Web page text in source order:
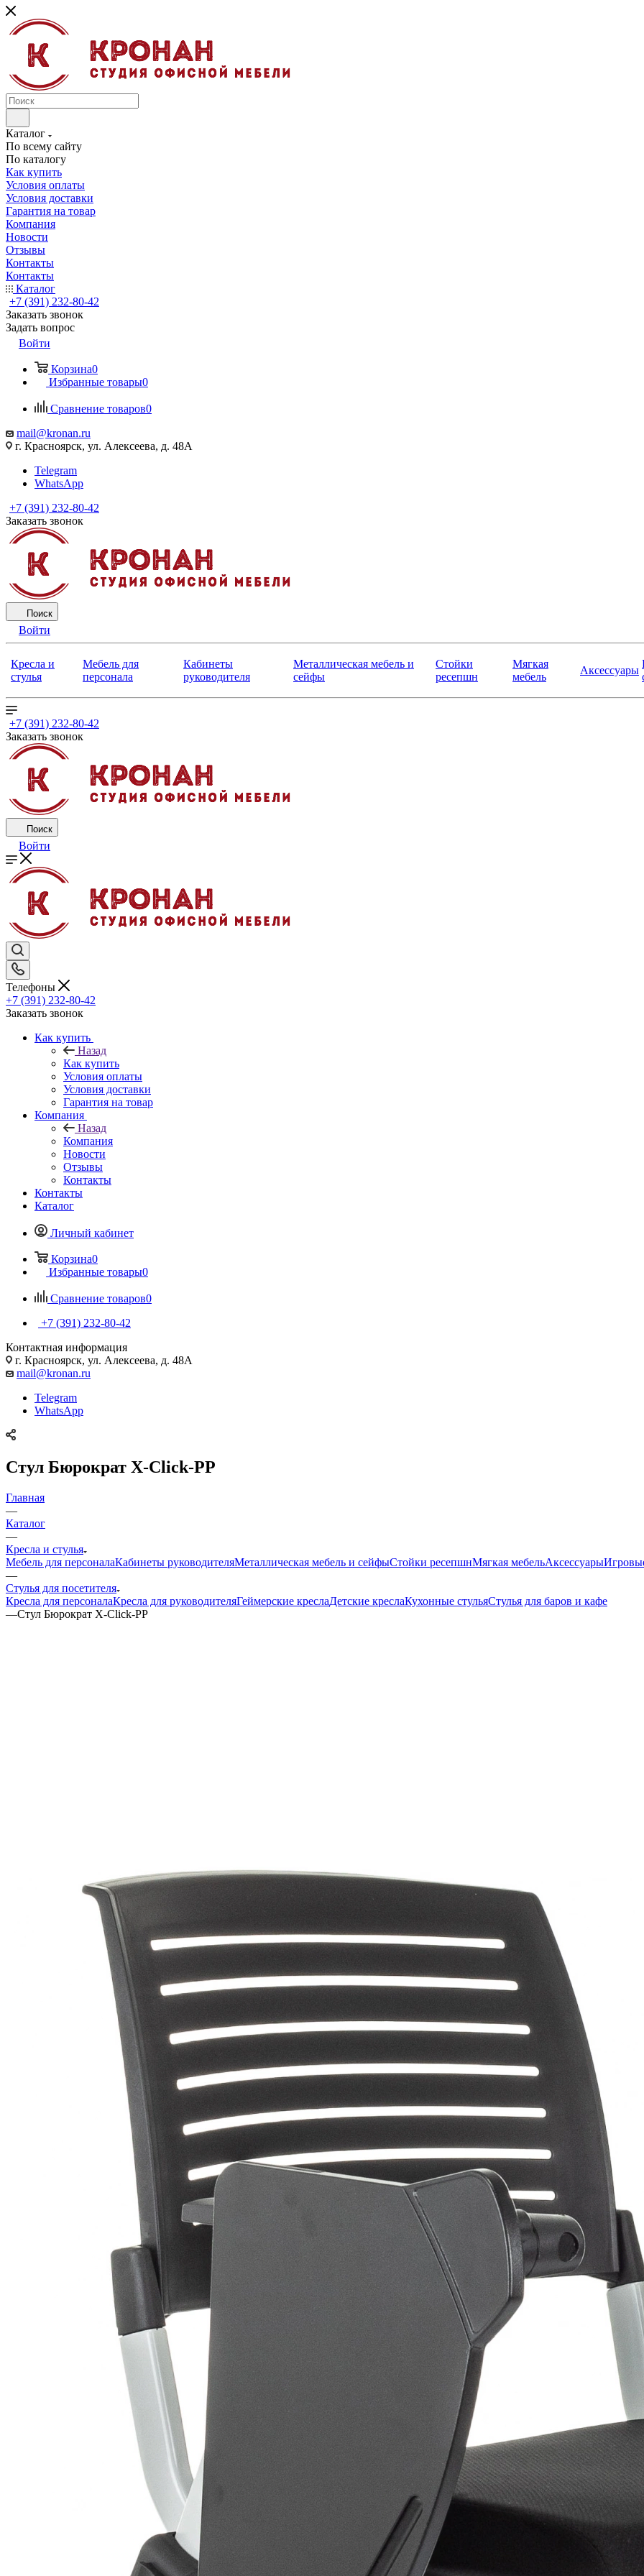
Каталог
По всему сайту
По каталогу
Как купить
Условия оплаты
Условия доставки
Гарантия на товар
Компания
Новости
Отзывы
Контакты
Контакты
Каталог
+7 (391) 232-80-42
Заказать звонок
Задать вопрос
Войти
Корзина0
Избранные товары0
Сравнение товаров0
mail@kronan.ru
г. Красноярск, ул. Алексеева, д. 48А
Telegram
WhatsApp
+7 (391) 232-80-42
Заказать звонок
Поиск
Войти
Кресла и
стулья
Мебель для
персонала
Кабинеты
руководителя
Металлическая мебель и
сейфы
Стойки
ресепшн
Мягкая
мебель
Аксессуары
+7 (391) 232-80-42
Заказать звонок
Поиск
Войти
Телефоны
+7 (391) 232-80-42
Заказать звонок
Как купить
Назад
Как купить
Условия оплаты
Условия доставки
Гарантия на товар
Компания
Назад
Компания
Новости
Отзывы
Контакты
Контакты
Каталог
Личный кабинет
Корзина0
Избранные товары0
Сравнение товаров0
+7 (391) 232-80-42
Контактная информация
г. Красноярск, ул. Алексеева, д. 48А
mail@kronan.ru
Telegram
WhatsApp
Стул Бюрократ X-Click-PP
Главная
—
Каталог
—
Кресла и стулья
Мебель для персоналаКабинеты руководителяМеталлическая мебель и сейфыСтойки ресепшнМягкая мебельАксессуары
—
Стулья для посетителя
Кресла для персоналаКресла для руководителяГеймерские креслаДетские креслаКухонные стульяСтулья для баров и кафе
—Стул Бюрократ X-Click-PP